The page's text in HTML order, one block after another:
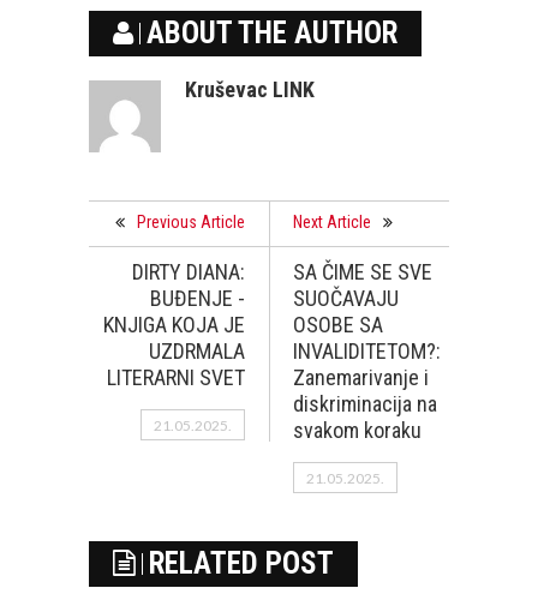
ABOUT THE AUTHOR
Kruševac LINK
Previous Article
DIRTY DIANA:
BUĐENJE -
KNJIGA KOJA JE
UZDRMALA
LITERARNI SVET
21.05.2025.
Next Article
SA ČIME SE SVE
SUOČAVAJU
OSOBE SA
INVALIDITETOM?:
Zanemarivanje i
diskriminacija na
svakom koraku
21.05.2025.
RELATED POST